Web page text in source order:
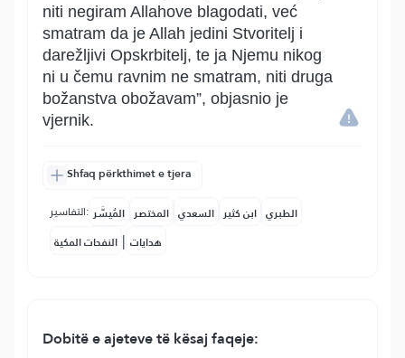
niti negiram Allahove blagodati, već
smatram da je Allah jedini Stvoritelj i
darežljivi Opskrbitelj, te ja Njemu nikog
ni u čemu ravnim ne smatram, niti druga
božanstva obožavam”, objasnio je
vjernik.
Shfaq përkthimet e tjera
التفاسير: المُيسَّر المختصر السعدي ابن كثير الطبري
النفحات المكية | هدايات
Dobitë e ajeteve të kësaj faqeje: